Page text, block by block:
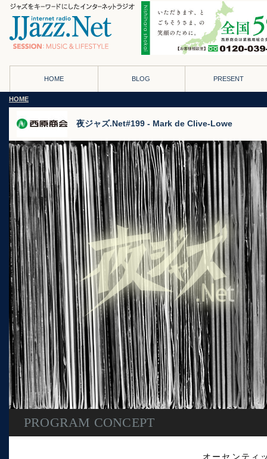
HOME BLOG PRESENT
HOME
夜ジャズ.Net#199 - Mark de Clive-Lowe
PROGRAM CONCEPT
オーセンティ